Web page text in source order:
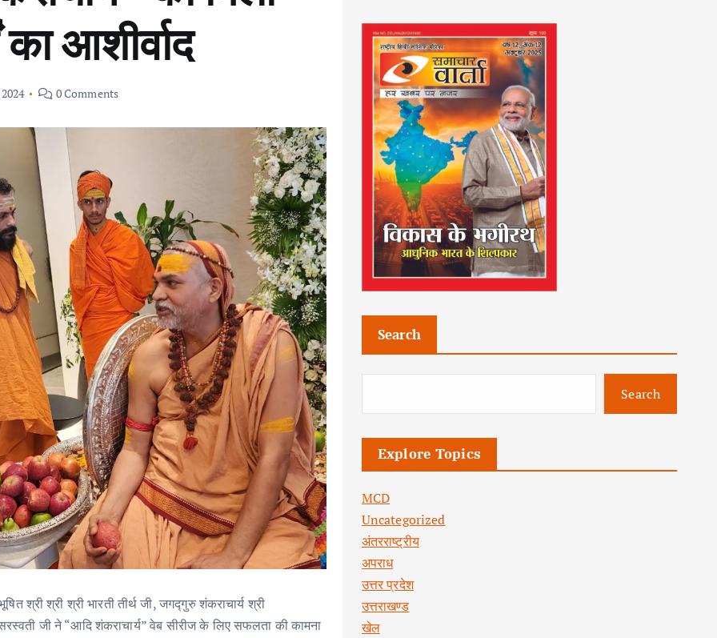
आशीर्वाद
0 Comments
श्री श्री श्री भारती तीर्थ जी, जगद्गुरु शंकराचार्य श्री
जी ने “आदि शंकराचार्य” वेब सीरीज के लिए सफलता की कामना
Search
Search
Explore Topics
MCD
Uncategorized
अंतरराष्ट्रीय
अपराध
उत्तर प्रदेश
उत्तराखण्ड
खेल